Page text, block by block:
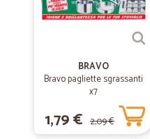
BRAVO
Bravo pagliette sgrassanti
x7
1,79 € 2,09 €